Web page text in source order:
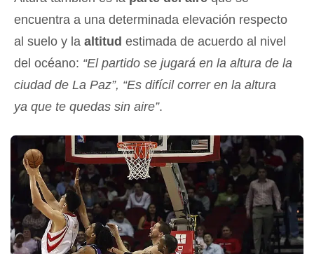
encuentra a una determinada elevación respecto
al suelo y la altitud estimada de acuerdo al nivel
del océano: “El partido se jugará en la altura de la
ciudad de La Paz”, “Es difícil correr en la altura
ya que te quedas sin aire”.